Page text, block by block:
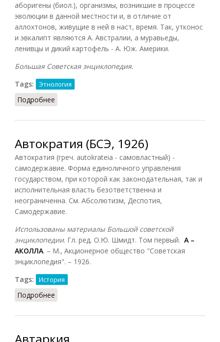
аборигены (биол.), организмы, возникшие в процессе
эволюции в данной местности и, в отличие от
аллохтонов, живущие в ней в наст, время. Так, утконос
и эвкалипт являются А. Австралии, а муравьеды,
ленивцы и дикий картофель - А. Юж. Америки.
Большая Советская энциклопедия.
Tags:
Этнология
Подробнее
Автократия (БСЭ, 1926)
Автократия (греч. autokrateia - самовластный) -
самодержавие. Форма единоличного управления
государством, при которой как законодательная, так и
исполнительная власть безответственна и
неограниченна. См. Абсолютизм, Деспотия,
Самодержавие.
Использованы материалы Большой советской
энциклопедии. Гл. ред. О.Ю. Шмидт. Том первый. А –
АКОЛЛА. – М., Акционерное общество "Советская
энциклопедия". – 1926.
Tags:
История
Подробнее